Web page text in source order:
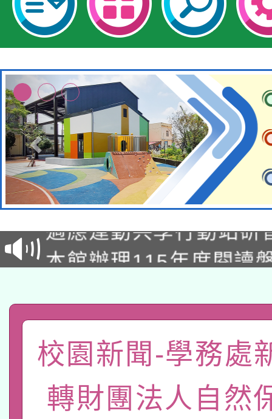
本校115學年度第2次
招甄選結果公告(無人
招)
本館辦理115年度閱讀
礎課程
「數位內容與教學軟體
有關大陸委員會函釋公
薪期間赴陸應申請許可
轉知經濟部水利署委託
校園新聞-學務處
轉財團法人自然